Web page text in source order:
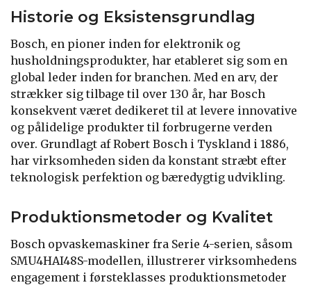
Historie og Eksistensgrundlag
Bosch, en pioner inden for elektronik og
husholdningsprodukter, har etableret sig som en
global leder inden for branchen. Med en arv, der
strækker sig tilbage til over 130 år, har Bosch
konsekvent været dedikeret til at levere innovative
og pålidelige produkter til forbrugerne verden
over. Grundlagt af Robert Bosch i Tyskland i 1886,
har virksomheden siden da konstant stræbt efter
teknologisk perfektion og bæredygtig udvikling.
Produktionsmetoder og Kvalitet
Bosch opvaskemaskiner fra Serie 4-serien, såsom
SMU4HAI48S-modellen, illustrerer virksomhedens
engagement i førsteklasses produktionsmetoder